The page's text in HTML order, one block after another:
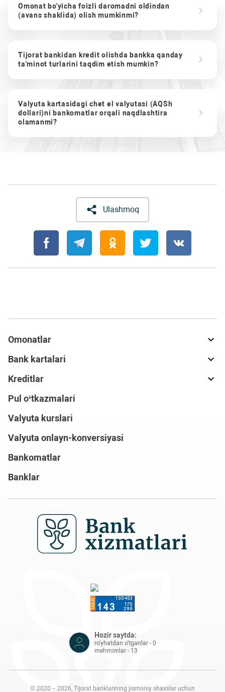
Omonat bo'yicha foizli daromadni oldindan
(avans shaklida) olish mumkinmi?
Tijorat bankidan kredit olishda bankka qanday
ta'minot turlarini taqdim etish mumkin?
Valyuta kartasidagi chet el valyutasi (AQSh
dollari)ni bankomatlar orqali naqdlashtira
olamanmi?
Ulashmoq
Omonatlar
Bank kartalari
Kreditlar
Pul o‘tkazmalari
Valyuta kurslari
Valyuta onlayn-konversiyasi
Bankomatlar
Banklar
Hozir saytda:
ro'yhatdan o'tganlar - 0
mehmonlar - 13
© 2020 – 2026, Tijorat banklarining jismoniy shaxslar uchun